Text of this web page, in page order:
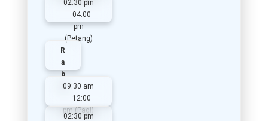
02:30 pm
– 04:00
pm
(Petang)
R
a
b
u09:30 am
– 12:00
pm (Pagi)
02:30 pm